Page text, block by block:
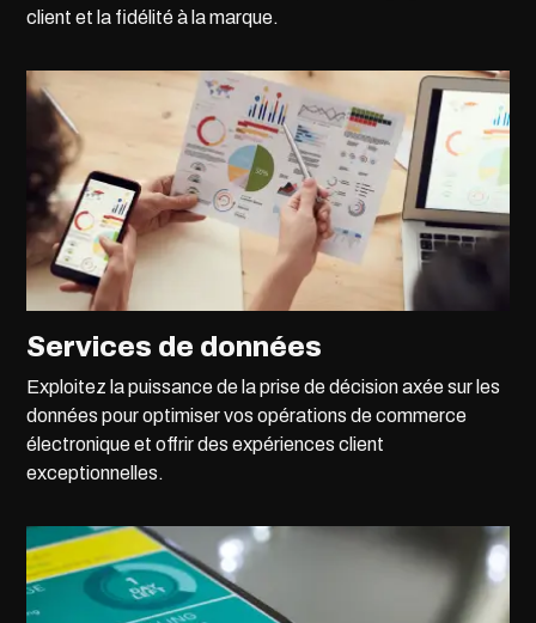
client et la fidélité à la marque.
Services de données
Exploitez la puissance de la prise de décision axée sur les
données pour optimiser vos opérations de commerce
électronique et offrir des expériences client
exceptionnelles.